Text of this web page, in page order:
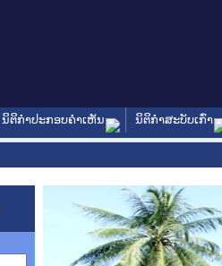
ນິຕິກໍາປະກອບຄໍາເຫັນ ນິຕິກໍາສະບັບເກົ່າ